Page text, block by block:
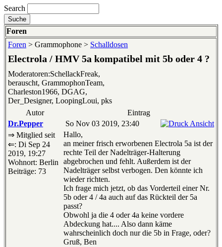
Search
Foren
Foren > Grammophone > Schalldosen
Electrola / HMV 5a kompatibel mit 5b oder 4 ?
Moderatoren:SchellackFreak,
berauscht, GrammophonTeam,
Charleston1966, DGAG,
Der_Designer, LoopingLoui, pks
Autor
Eintrag
Dr.Pepper
So Nov 03 2019, 23:40
⇒ Mitglied seit
⇐: Di Sep 24
2019, 19:27
Wohnort: Berlin
Beiträge: 73
Hallo,
an meiner frisch erworbenen Electrola 5a ist der
rechte Teil der Nadelträger-Halterung
abgebrochen und fehlt. Außerdem ist der
Nadelträger selbst verbogen. Den könnte ich
wieder richten.
Ich frage mich jetzt, ob das Vorderteil einer Nr.
5b oder 4 / 4a auch auf das Rückteil der 5a
passt?
Obwohl ja die 4 oder 4a keine vordere
Abdeckung hat.... Also dann käme
wahrscheinlich doch nur die 5b in Frage, oder?
Gruß, Ben